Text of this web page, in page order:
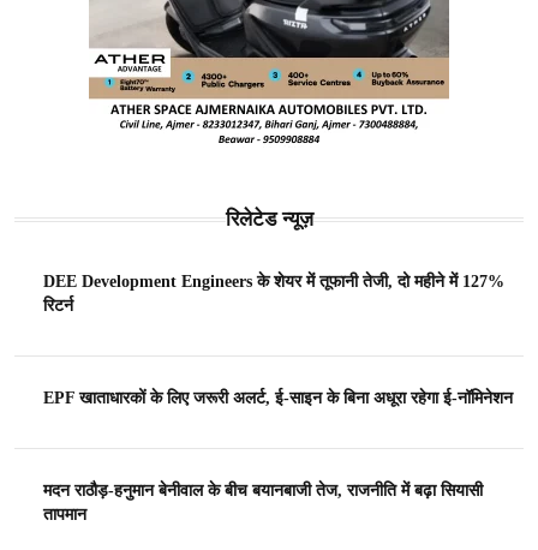
रिलेटेड न्यूज़
DEE Development Engineers के शेयर में तूफानी तेजी, दो महीने में 127%
रिटर्न
EPF खाताधारकों के लिए जरूरी अलर्ट, ई-साइन के बिना अधूरा रहेगा ई-नॉमिनेशन
मदन राठौड़-हनुमान बेनीवाल के बीच बयानबाजी तेज, राजनीति में बढ़ा सियासी
तापमान